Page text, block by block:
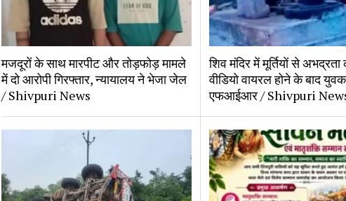
मजदूरों के साथ मारपीट और तोड़फोड़ मामले
में दो आरोपी गिरफ्तार, न्यायालय ने भेजा जेल
/ Shivpuri News
शिव मंदिर में मूर्तियों से
वीडियो वायरल होने के बाद
एफआईआर / Shivpuri